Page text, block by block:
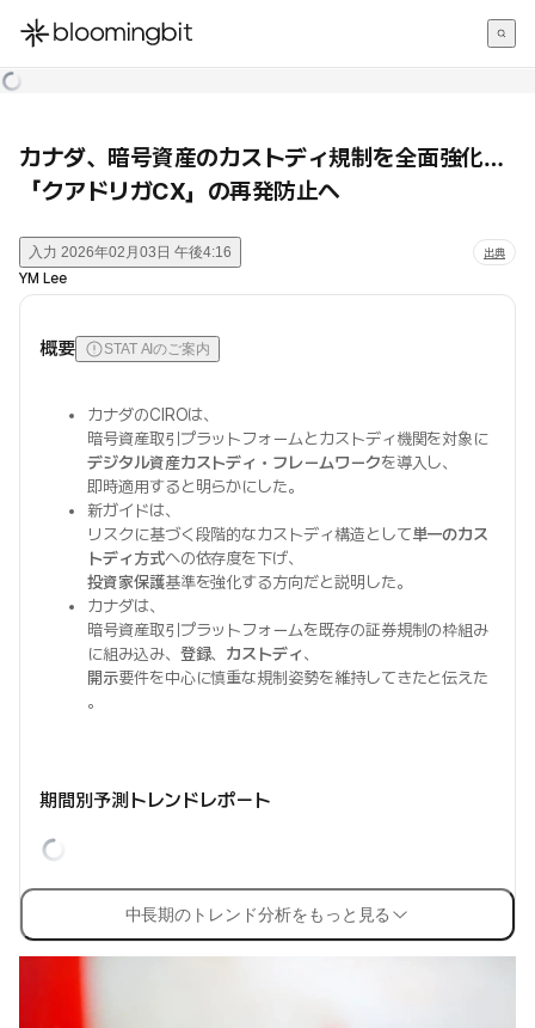
한국어
カナダ、暗号資産のカストディ規制を全面強化…
「クアドリガCX」の再発防止へ
入力 2026年02月03日 午後4:16 出典
YM Lee
概要 STAT AIのご案内
カナダのCIROは、
暗号資産取引プラットフォームとカストディ機関を対象に
デジタル資産カストディ・フレームワークを導入し、
即時適用すると明らかにした。
新ガイドは、
リスクに基づく段階的なカストディ構造として単一のカス
トディ方式への依存度を下げ、
投資家保護基準を強化する方向だと説明した。
カナダは、
暗号資産取引プラットフォームを既存の証券規制の枠組み
に組み込み、 登録、 カストディ、
開示要件を中心に慎重な規制姿勢を維持してきたと伝えた
。
期間別予測トレンドレポート
中長期のトレンド分析をもっと見る